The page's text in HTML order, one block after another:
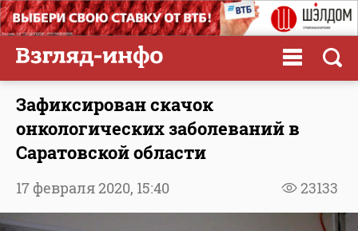
Зафиксирован скачок
онкологических заболеваний в
Саратовской области
23133
17 февраля 2020, 15:40